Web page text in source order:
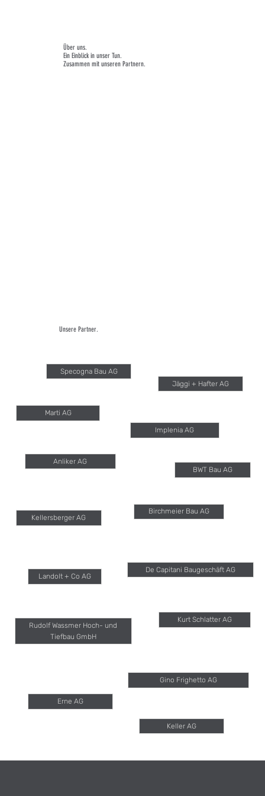
Über uns.
Ein Einblick in unser Tun.
Zusammen mit unseren Partnern.
Unsere Partner.
Specogna Bau AG
Jäggi + Hafter AG
Implenia AG
Anliker AG
Birchmeier Bau AG
BWT Bau AG
Marti AG
De Capitani Baugeschäft AG
Landolt + Co AG
Gino Frighetto AG
Rudolf Wassmer Hoch- und
Tiefbau GmbH
Kurt Schlatter AG
Keller AG
Kellersberger AG
Erne AG